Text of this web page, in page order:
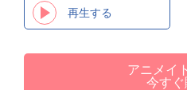
再生する
アニメイ
今すぐ